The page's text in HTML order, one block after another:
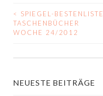
BEITRAGS-
NAVIGATION
<
SPIEGEL-BESTENLISTE
TASCHENBÜCHER
WOCHE 24/2012
NEUESTE BEITRÄGE